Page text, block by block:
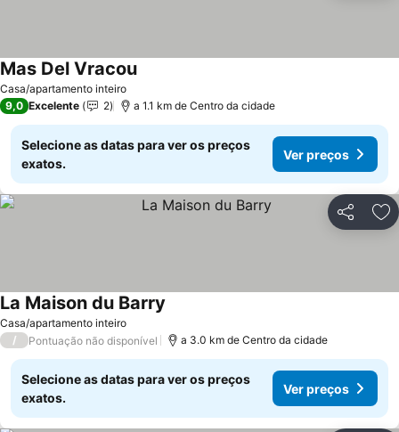
Casa/apartamento inteiro
Mas Del VracouVer preços
9,0 Excelente 2 a 1.1 km de Centro da cidade
Selecione as datas para ver os preços
exatos.
Ver preços
Partilhar
Casa/apartamento inteiro
La Maison du Barry
/ Pontuação não disponível a 3.0 km de Centro da cidade
Selecione as datas para ver os preços
exatos.
Ver preços